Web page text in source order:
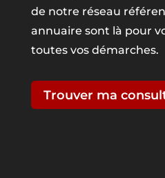
de notre réseau
annuaire sont là pour
toutes vos démarches.
Trouver ma